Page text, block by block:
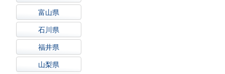
富山県
石川県
福井県
山梨県